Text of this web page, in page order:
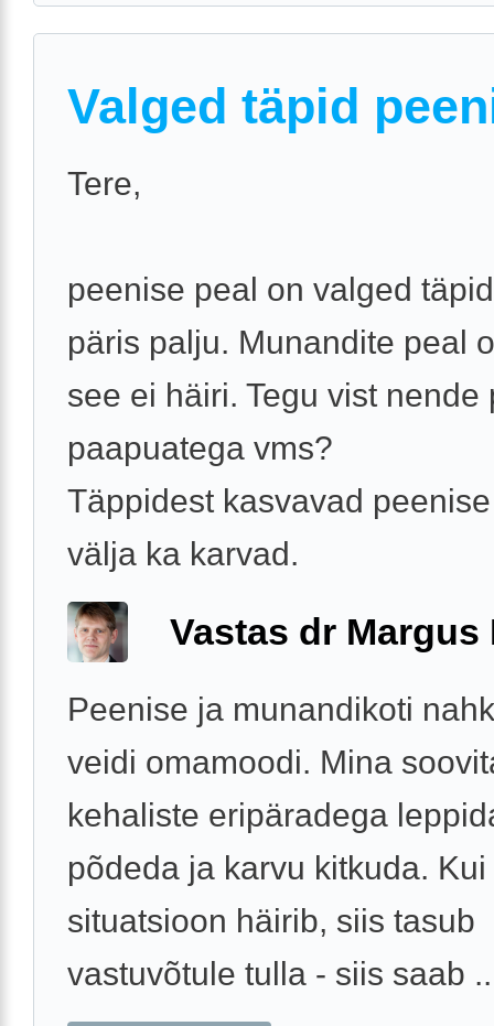
Valged täpid
Tere,
peenise peal on valged
päris palju. Munandite peal
see ei häiri. Tegu vist nende
paapuatega vms?
Täppidest kasvavad
välja ka karvad.
Vastas dr Margus
Peenise ja munandikoti
veidi omamoodi. Mina
kehaliste eripäradega
põdeda ja karvu kitkuda.
situatsioon häirib, siis tasub
vastuvõtule tulla - siis saab